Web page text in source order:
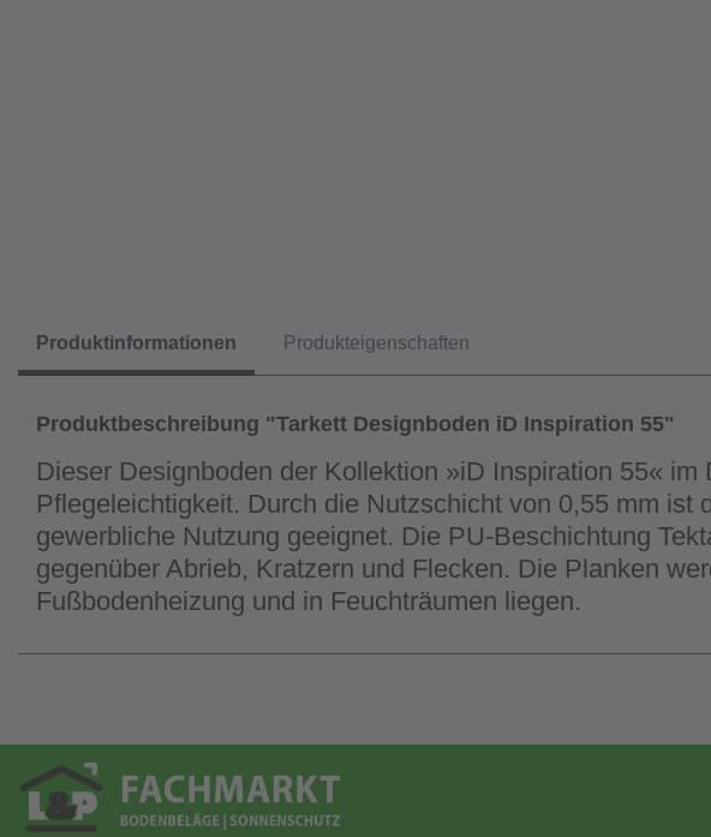
Produktinformationen Produkteigenschaften
Produktbeschreibung "Tarkett Designboden iD Inspiration 55"
Dieser Designboden der Kollektion »iD Inspiration 55«
Pflegeleichtigkeit. Durch die Nutzschicht von 0,55 mm
gewerbliche Nutzung geeignet. Die PU-Beschichtung
gegenüber Abrieb, Kratzern und Flecken. Die Planken
Fußbodenheizung und in Feuchträumen liegen.